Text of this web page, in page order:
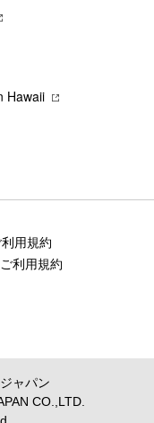
Hawaii
用規約
ご利用規約
ジャパン
CO.,LTD.